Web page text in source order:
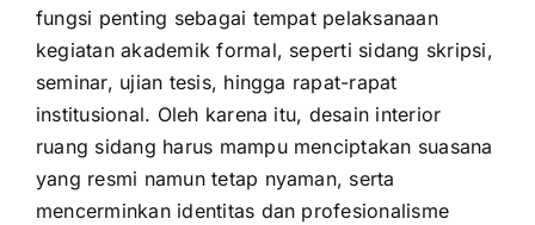
fungsi penting sebagai tempat pelaksanaan
kegiatan akademik formal, seperti sidang skripsi,
seminar, ujian tesis, hingga rapat-rapat
institusional. Oleh karena itu, desain interior
ruang sidang harus mampu menciptakan suasana
yang resmi namun tetap nyaman, serta
mencerminkan identitas dan profesionalisme